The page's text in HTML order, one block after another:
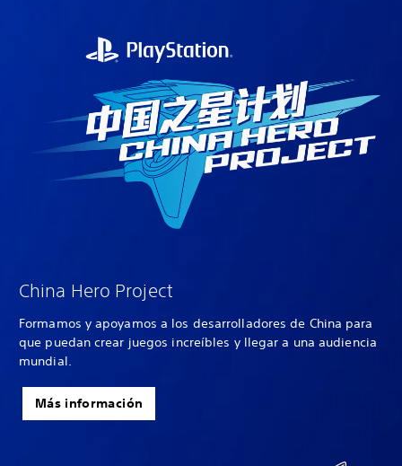
China Hero Project
Formamos y apoyamos a los desarrolladores de China para
que puedan crear juegos increíbles y llegar a una audiencia
mundial.
Más información